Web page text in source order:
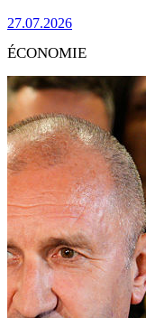
27.07.2026
ÉCONOMIE